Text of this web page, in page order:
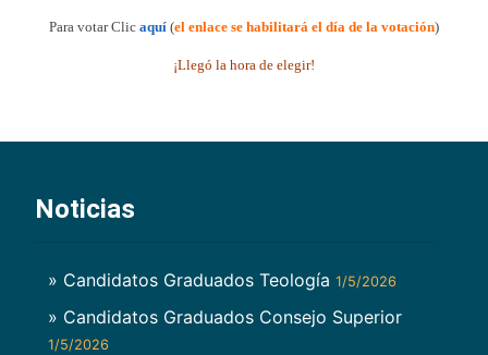
Para votar Clic aquí (el enlace se habilitará el día de la votación)
¡Llegó la hora de elegir!
Noticias
» Candidatos Graduados Teología 1/5/2026
» Candidatos Graduados Consejo Superior
1/5/2026